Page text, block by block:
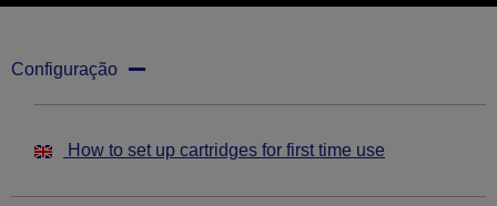
Configuração
How to set up cartridges for first time use